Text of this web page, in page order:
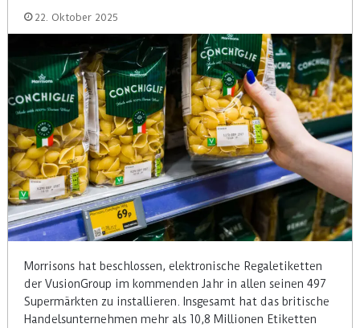
22. Oktober 2025
Morrisons hat beschlossen, elektronische Regaletiketten
der VusionGroup im kommenden Jahr in allen seinen 497
Supermärkten zu installieren. Insgesamt hat das britische
Handelsunternehmen mehr als 10,8 Millionen Etiketten